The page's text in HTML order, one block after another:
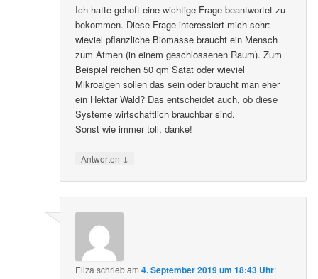
Ich hatte gehoft eine wichtige Frage beantwortet zu
bekommen. Diese Frage interessiert mich sehr:
wieviel pflanzliche Biomasse braucht ein Mensch
zum Atmen (in einem geschlossenen Raum). Zum
Beispiel reichen 50 qm Satat oder wieviel
Mikroalgen sollen das sein oder braucht man eher
ein Hektar Wald? Das entscheidet auch, ob diese
Systeme wirtschaftlich brauchbar sind.
Sonst wie immer toll, danke!
Antworten ↓
Eliza schriebam4. September 2019 um 18:43 Uhr: